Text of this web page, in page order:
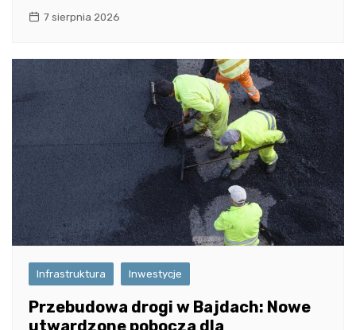
7 sierpnia 2026
Infrastruktura Inwestycje
Przebudowa drogi w Bajdach: Nowe
utwardzone pobocza dla